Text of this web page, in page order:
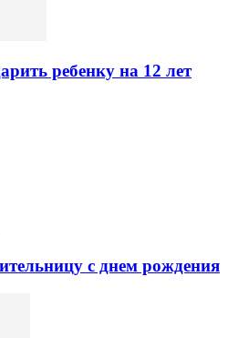
ребенку на 12 лет
с днем рождения